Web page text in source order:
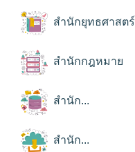
สำนักยุทธศาสตร์
สำนักกฎหมาย
สำนัก...
สำนัก...